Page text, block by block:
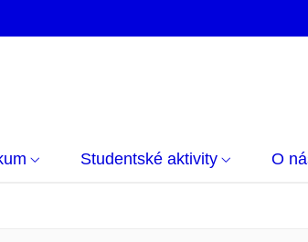
Studentské aktivity O